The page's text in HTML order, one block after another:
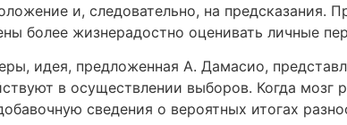
и, следовательно, на
более жизнерадостно оценивать личные
идея, предложенная А. Дамасио,
в осуществлении выборов. Когда мозг
сведения о вероятных итогах